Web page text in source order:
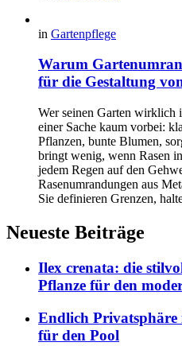
in Gartenpflege
Warum
für die Gestaltung
Wer seinen Garten wirklich
einer Sache kaum vorbei:
Pflanzen, bunte Blumen,
bringt wenig, wenn Rasen
jedem Regen auf den
Rasenumrandungen aus
Sie definieren Grenzen,
Neueste Beiträge
Ilex crenata: die
Pflanze für den
Endlich Privatsphäre
für den Pool